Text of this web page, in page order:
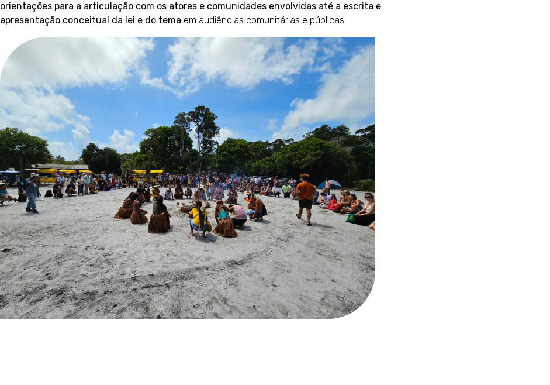
orientações para a articulação com os atores e comunidades envolvidas até a escrita e
apresentação conceitual da lei e do tema em audiências comunitárias e públicas.